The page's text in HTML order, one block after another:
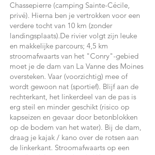
Chassepierre (camping Sainte-Cécile,
privé). Hierna ben je vertrokken voor een
verdere tocht van 10 km (zonder
landingsplaats).De rivier volgt zijn leuke
en makkelijke parcours; 4,5 km
stroomafwaarts van het "Conry"-gebied
moet je de dam van La Vanne des Moines
oversteken. Vaar (voorzichtig) mee of
wordt gewoon nat (sportief). Blijf aan de
rechterkant, het linkerdeel van de pas is
erg steil en minder geschikt (risico op
kapseizen en gevaar door betonblokken
op de bodem van het water). Bij de dam,
draag je kajak / kano over de rotsen aan
de linkerkant. Stroomafwaarts op een